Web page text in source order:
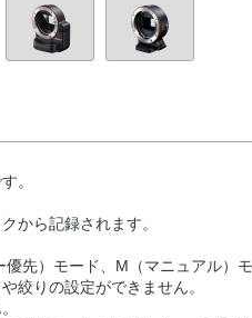
。
から記録されます。
先）モード、M（マニュアル）
絞りの設定ができません。